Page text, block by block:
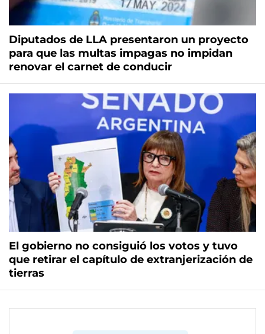
Diputados de LLA presentaron un proyecto
para que las multas impagas no impidan
renovar el carnet de conducir
El gobierno no consiguió los votos y tuvo
que retirar el capítulo de extranjerización de
tierras